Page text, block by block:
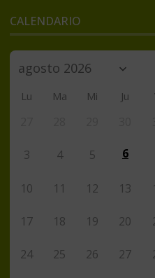
CALENDARIO
Lu Ma Mi Ju
3 4 5 6
10 11 12 13
17 18 19 20
24 25 26 27